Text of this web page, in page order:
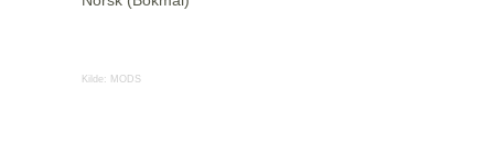
Kilde: MODS